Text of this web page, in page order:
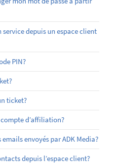
depuis un espace client
PIN?
ticket?
d’affiliation?
envoyés par ADK Media?
depuis l’espace client?